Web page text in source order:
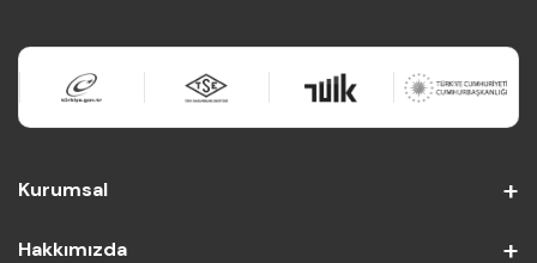
Kurumsal
Hakkımızda